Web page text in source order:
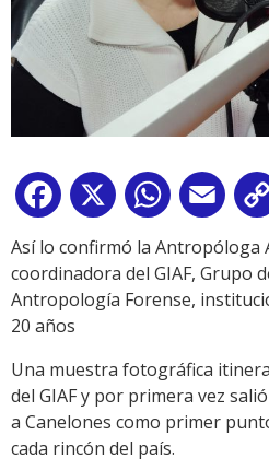
Facebook
X WhatsApp
Email
Así lo confirmó la Antropóloga
coordinadora del GIAF, Grupo
Antropología Forense,
20 años
Una muestra fotográfica
del GIAF y por primera vez
a Canelones como primer
cada rincón del país.